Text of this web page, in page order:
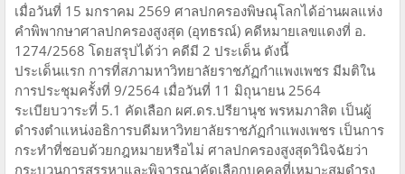
​เมื่อวันที่ 15 มกราคม 2569 ศาลปกครองพิษณุโลกได้อ่านผลแห่ง
คำพิพากษาศาลปกครองสูงสุด (อุทธรณ์) คดีหมายเลขแดงที่ อ.
1274/2568 โดยสรุปได้ว่า คดีมี 2 ประเด็น ดังนี้
​ประเด็นแรก การที่สภามหาวิทยาลัยราชภัฏกำแพงเพชร มีมติใน
การประชุมครั้งที่ 9/2564 เมื่อวันที่ 11 มิถุนายน 2564
ระเบียบวาระที่ 5.1 คัดเลือก ผศ.ดร.ปรียานุช พรหมภาสิต เป็นผู้
ดำรงตำแหน่งอธิการบดีมหาวิทยาลัยราชภัฏกำแพงเพชร เป็นการ
กระทำที่ชอบด้วยกฎหมายหรือไม่ ศาลปกครองสูงสุดวินิจฉัยว่า
กระบวนการสรรหาและพิจารณาคัดเลือกบุคคลที่เหมาะสมดำรง